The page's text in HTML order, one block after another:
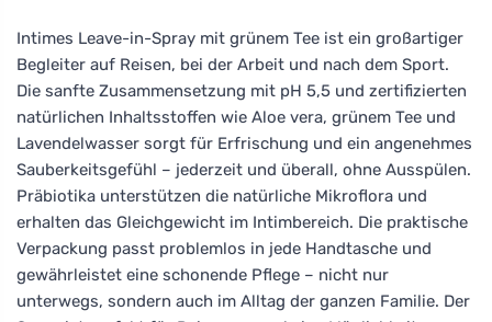
Intimes Leave-in-Spray mit grünem Tee ist ein großartiger
Begleiter auf Reisen, bei der Arbeit und nach dem Sport.
Die sanfte Zusammensetzung mit pH 5,5 und zertifizierten
natürlichen Inhaltsstoffen wie Aloe vera, grünem Tee und
Lavendelwasser sorgt für Erfrischung und ein angenehmes
Sauberkeitsgefühl – jederzeit und überall, ohne Ausspülen.
Präbiotika unterstützen die natürliche Mikroflora und
erhalten das Gleichgewicht im Intimbereich. Die praktische
Verpackung passt problemlos in jede Handtasche und
gewährleistet eine schonende Pflege – nicht nur
unterwegs, sondern auch im Alltag der ganzen Familie. Der